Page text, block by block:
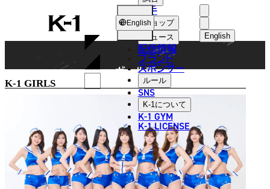
K-
1
English
中文（繁體
選手
ショップ
ニュース
配信情報
ブランド
スポンサー
ルール
SNS
K-1について
K-1 GYM
K-1 LICENSE
English
GIRLS
ガールズ
K-1 GIRLS